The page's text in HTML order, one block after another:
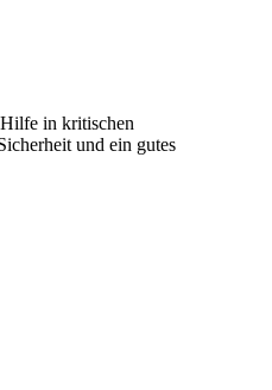
in kritischen
und ein gutes